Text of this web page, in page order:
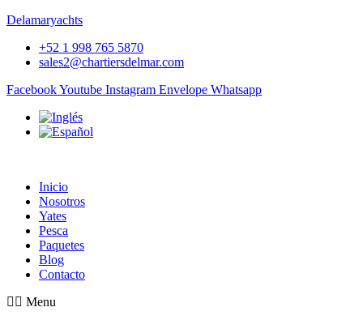
Delamaryachts
+52 1 998 765 5870
sales2@chartiersdelmar.com
FacebookYoutube Instagram Envelope Whatsapp
Inicio
Nosotros
Yates
Pesca
Paquetes
Blog
Contacto
Menu